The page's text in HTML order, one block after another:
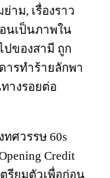
าม, เรื่องราว
นเป็นภาพใน
ปของสามี ถูก
รทำร้ายลักพา
างรอยต่อ
ศวรรษ 60s
Credit
รียมตัวเพื่อก่อน